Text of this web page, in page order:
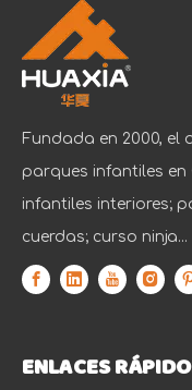
Fundada en 2000,
parques infantiles en
infantiles interiores;
cuerdas; curso ninja...
ENLACES